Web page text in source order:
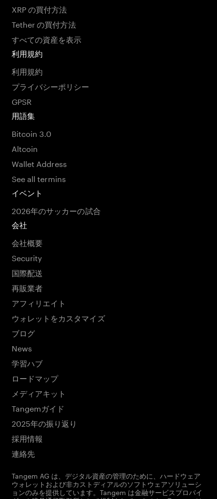
XRP の買付方法
Tether の買付方法
すべての資産を表示
利用規約
利用規約
プライバシーポリシー
GPSR
用語集
Bitcoin 3.0
Altcoin
Wallet Address
See all termins
イベント
2026年のサッカーの試合
会社
会社概要
Security
国際配送
再販業者
アフィリエイト
ウォレットをカスタマイズ
ブログ
News
学習ハブ
ロードマップ
メディアキット
Tangemガイド
2025年の振り返り
採用情報
連絡先
Tangem AG は、デジタル資産の管理のために、ハードウェア
ウォレットおよび非カストディアルのソフトウェアソリューシ
ョンのみを提供しています。Tangem は金融サービスプロバイ